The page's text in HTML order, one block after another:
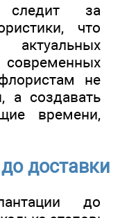
следит за
что
не
а создавать
времени,
доставки
до